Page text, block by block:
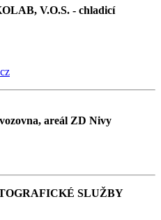
V.O.S. - chladicí
areál ZD Nivy
SLUŽBY